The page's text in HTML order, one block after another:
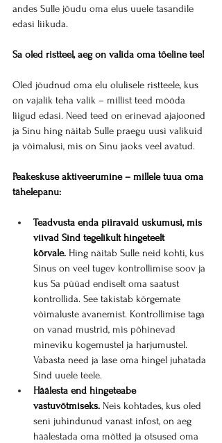
andes Sulle jõudu oma elus uuele tasandile
edasi liikuda.
Sa oled ristteel, aeg on valida oma tõeline tee!
Oled jõudnud oma elu olulisele ristteele, kus
on vajalik teha valik – millist teed mööda
liigud edasi. Need teed on erinevad ajajooned
ja Sinu hing näitab Sulle praegu uusi valikuid
ja võimalusi, mis on Sinu jaoks veel avatud.
Peakeskuse aktiveerumine – millele tuua oma
tähelepanu:
Teadvusta enda piiravaid uskumusi, mis
viivad Sind tegelikult hingeteelt
kõrvale. Hing näitab Sulle neid kohti, kus
Sinus on veel tugev kontrollimise soov ja
kus Sa püüad endiselt oma saatust
kontrollida. See takistab kõrgemate
võimaluste avanemist. Kontrollimise taga
on vanad mustrid, mis põhinevad
mineviku kogemustel ja harjumustel.
Vabasta need ja lase oma hingel juhatada
Sind uuele teele.
Häälesta end hingeteabe
vastuvõtmiseks. Neis kohtades, kus oled
seni juhindunud vanast infost, on aeg
häälestada oma mõtted ja otsused oma